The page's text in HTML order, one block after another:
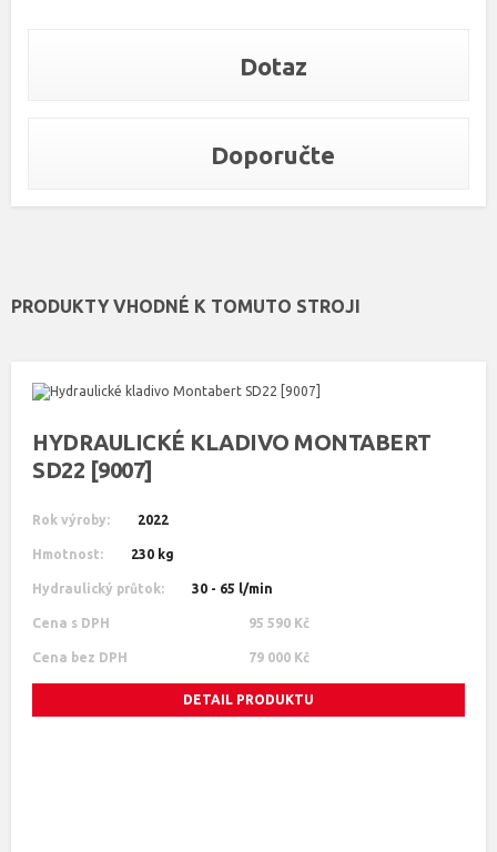
Dotaz
Doporučte
PRODUKTY VHODNÉ K TOMUTO STROJI
HYDRAULICKÉ KLADIVO MONTABERT
SD22 [9007]
Rok výroby: 2022
Hmotnost: 230 kg
Hydraulický průtok: 30 - 65 l/min
Cena s DPH 95 590 Kč
Cena bez DPH 79 000 Kč
DETAIL PRODUKTU